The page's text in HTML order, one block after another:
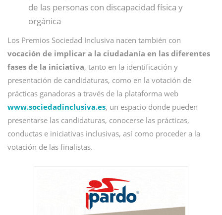
de las personas con discapacidad física y
orgánica
Los Premios Sociedad Inclusiva nacen también con
vocación de implicar a la ciudadanía en las diferentes
fases de la iniciativa, tanto en la identificación y
presentación de candidaturas, como en la votación de
prácticas ganadoras a través de la plataforma web
www.sociedadinclusiva.es, un espacio donde pueden
presentarse las candidaturas, conocerse las prácticas,
conductas e iniciativas inclusivas, así como proceder a la
votación de las finalistas.